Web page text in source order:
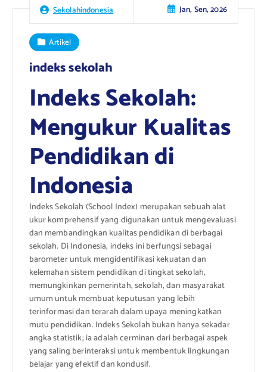
Sekolahindonesia Jan, Sen, 2026
Artikel
indeks sekolah
Indeks Sekolah:
Mengukur Kualitas
Pendidikan di
Indonesia
Indeks Sekolah (School Index) merupakan sebuah alat
ukur komprehensif yang digunakan untuk mengevaluasi
dan membandingkan kualitas pendidikan di berbagai
sekolah. Di Indonesia, indeks ini berfungsi sebagai
barometer untuk mengidentifikasi kekuatan dan
kelemahan sistem pendidikan di tingkat sekolah,
memungkinkan pemerintah, sekolah, dan masyarakat
umum untuk membuat keputusan yang lebih
terinformasi dan terarah dalam upaya meningkatkan
mutu pendidikan. Indeks Sekolah bukan hanya sekadar
angka statistik; ia adalah cerminan dari berbagai aspek
yang saling berinteraksi untuk membentuk lingkungan
belajar yang efektif dan kondusif.